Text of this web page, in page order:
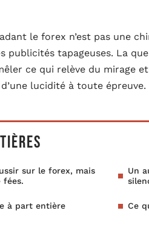
le forex n’est pas une
publicités tapageuses. La
ce qui relève du mirage
lucidité à toute épreuve.
sur le forex, mais
fées.
Un
à part entière Ce